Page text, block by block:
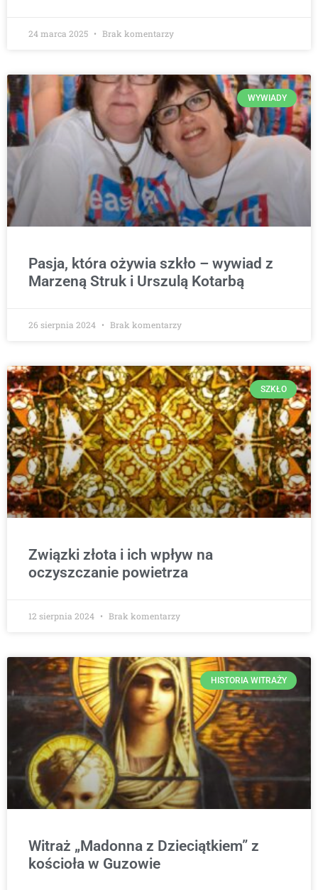
24 marca 2025 Brak komentarzy
WYWIADY
Pasja, która ożywia szkło – wywiad z
Marzeną Struk i Urszulą Kotarbą
26 sierpnia 2024 Brak komentarzy
SZKŁO
Związki złota i ich wpływ na
oczyszczanie powietrza
12 sierpnia 2024 Brak komentarzy
HISTORIA WITRAŻY
Witraż „Madonna z Dzieciątkiem” z
kościoła w Guzowie